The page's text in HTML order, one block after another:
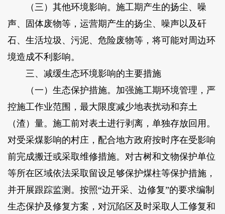
（三）其他环境影响。施工期产生的扬尘、噪
声、固体废物等，运营期产生的扬尘、噪声以及矸
石、生活垃圾、污泥、危险废物等，将可能对周边环
境造成不利影响。
三、减缓生态环境影响的主要措施
（一）生态保护措施。加强施工期环境管理，严
控施工作业范围，最大限度减少地表扰动和弃土
（渣）量。施工前对表土进行剥离，单独存放回用。
对受采煤影响的村庄，配合地方政府按时序在受影响
前完成搬迁或采取维修措施。对古树和文物保护单位
等所在区域依法采取留设足够保护煤柱等保护措施，
并开展跟踪监测。按照“边开采、边修复”的要求编制
生态保护及修复方案，对沉陷区及时采取人工修复和